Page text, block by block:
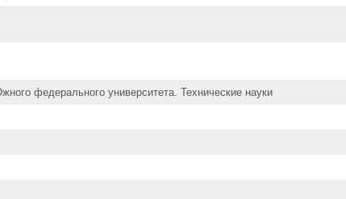
федерального университета. Технические науки